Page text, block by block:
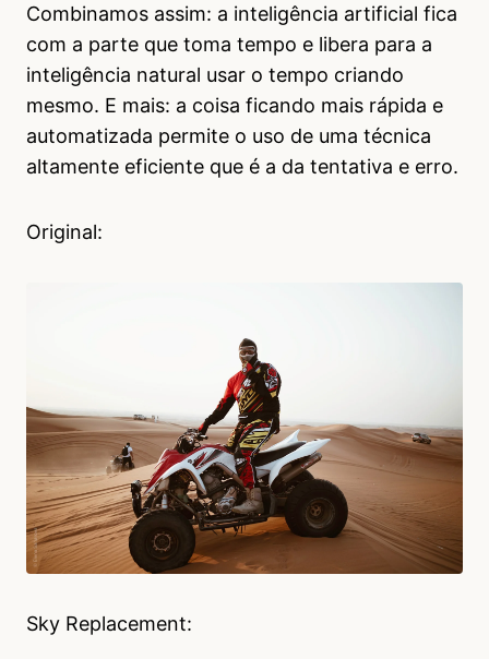
Combinamos assim: a inteligência artificial fica
com a parte que toma tempo e libera para a
inteligência natural usar o tempo criando
mesmo. E mais: a coisa ficando mais rápida e
automatizada permite o uso de uma técnica
altamente eficiente que é a da tentativa e erro.
Original:
Sky Replacement: